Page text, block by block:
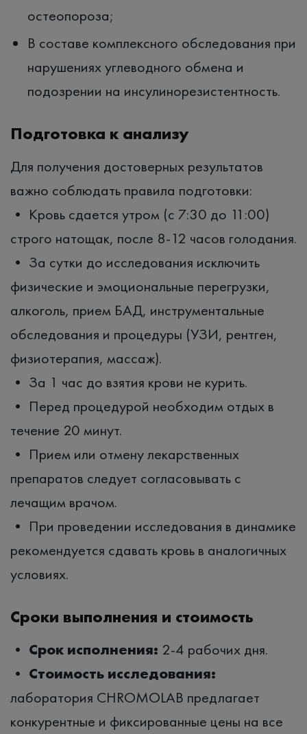
остеопороза;
В составе комплексного обследования при
нарушениях углеводного обмена и
подозрении на инсулинорезистентность.
Подготовка к анализу
Для получения достоверных результатов
важно соблюдать правила подготовки:
• Кровь сдается утром (с 7:30 до 11:00)
строго натощак, после 8-12 часов голодания.
• За сутки до исследования исключить
физические и эмоциональные перегрузки,
алкоголь, прием БАД, инструментальные
обследования и процедуры (УЗИ, рентген,
физиотерапия, массаж).
• За 1 час до взятия крови не курить.
• Перед процедурой необходим отдых в
течение 20 минут.
• Прием или отмену лекарственных
препаратов следует согласовывать с
лечащим врачом.
• При проведении исследования в динамике
рекомендуется сдавать кровь в аналогичных
условиях.
Сроки выполнения и стоимость
• Срок исполнения: 2-4 рабочих дня.
• Стоимость исследования:
лаборатория CHROMOLAB предлагает
конкурентные и фиксированные цены на все